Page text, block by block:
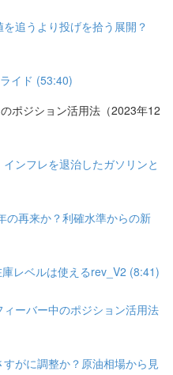
追うより投げを拾う展開？
イド (53:40)
ポジション活用法（2023年12
ンフレを退治したガソリンと
の再来か？利確水準からの新
レベルは使えるrev_V2 (8:41)
ーバー中のポジション活用法
がに調整か？原油相場から見